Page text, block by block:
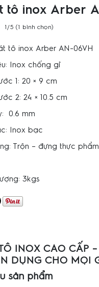
tô inox Arber
1/5 (1 bình chọn)
tô inox Arber AN-06VH
Inox chống gỉ
1: 20 × 9 cm
2: 24 × 10.5 cm
0.6 mm
Inox bạc
Trộn – đựng thực
3kgs
INOX CAO CẤP
DỤNG CHO MỌI
sản phẩm